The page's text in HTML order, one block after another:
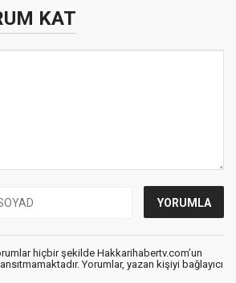
KAT
hiçbir şekilde Hakkarihabertv.com’un
Yorumlar, yazan kişiyi bağlayıcı